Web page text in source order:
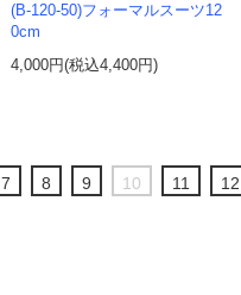
(B-120-50)フォーマルスーツ12
0cm
4,000円(税込4,400円)
7 8 9 10 11 12